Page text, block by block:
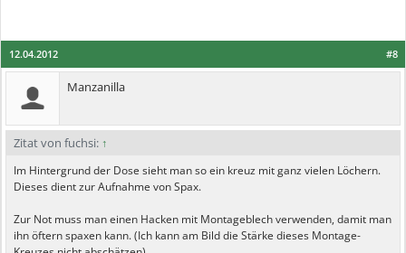
#8
12.04.2012
Manzanilla
Zitat von fuchsi: ↑
Im Hintergrund der Dose sieht man so ein kreuz mit ganz vielen Löchern.
Dieses dient zur Aufnahme von Spax.
Zur Not muss man einen Hacken mit Montageblech verwenden, damit man
ihn öftern spaxen kann. (Ich kann am Bild die Stärke dieses Montage-